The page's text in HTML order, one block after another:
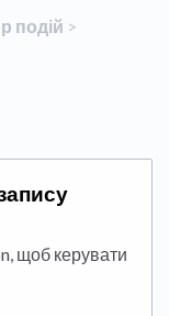
подій ​ > ​
щоб керувати